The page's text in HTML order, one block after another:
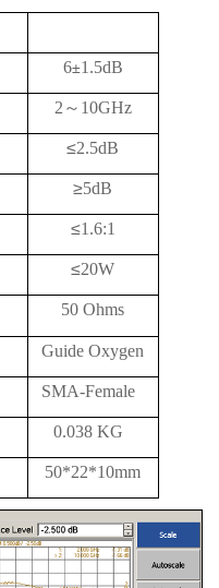
6±1.5dB
2 ～ 10GHz
≤2.5dB
≥5dB
≤1.6:1
≤20W
50 Ohms
Guide Oxygen
SMA-Female
0.038 KG
50*22*10mm